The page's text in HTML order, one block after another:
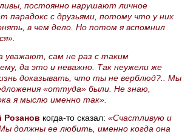
постоянно нарушают личное
парадокс с друзьями, потому что у них
в чем дело. Но потом я вспомнил
уважают, сам не раз с таким
да это и неважно. Так неужели же
доказывать, что ты не верблюд?.. Мы
«оттуда» были. Не знаю,
я мыслю именно так».
когда-то сказал: «Счастливую и
должны ее любить, именно когда она